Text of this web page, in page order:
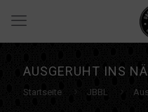
AUSGERUHT INS
Startseite JBBL